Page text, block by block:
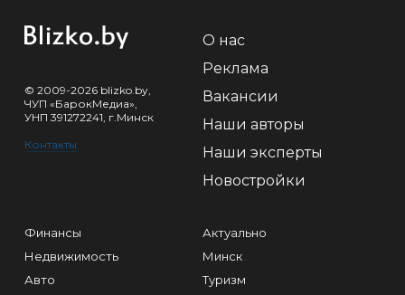
© 2009-2026 blizko.by,
ЧУП «БарокМедиа»,
УНП 391272241, г.Минск
Контакты
О нас
Реклама
Вакансии
Наши авторы
Наши эксперты
Новостройки
Финансы
Недвижимость
Авто
Актуально
Минск
Туризм